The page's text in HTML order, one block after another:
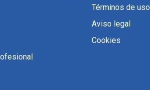
Términos de uso
Aviso legal
Cookies